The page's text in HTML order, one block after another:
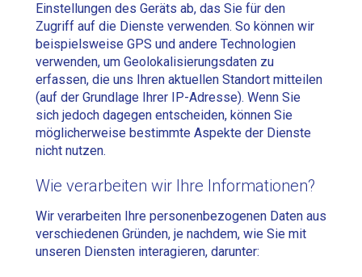
Einstellungen des Geräts ab, das Sie für den
Zugriff auf die Dienste verwenden. So können wir
beispielsweise GPS und andere Technologien
verwenden, um Geolokalisierungsdaten zu
erfassen, die uns Ihren aktuellen Standort mitteilen
(auf der Grundlage Ihrer IP-Adresse). Wenn Sie
sich jedoch dagegen entscheiden, können Sie
möglicherweise bestimmte Aspekte der Dienste
nicht nutzen.
Wie verarbeiten wir Ihre Informationen?
Wir verarbeiten Ihre personenbezogenen Daten aus
verschiedenen Gründen, je nachdem, wie Sie mit
unseren Diensten interagieren, darunter: